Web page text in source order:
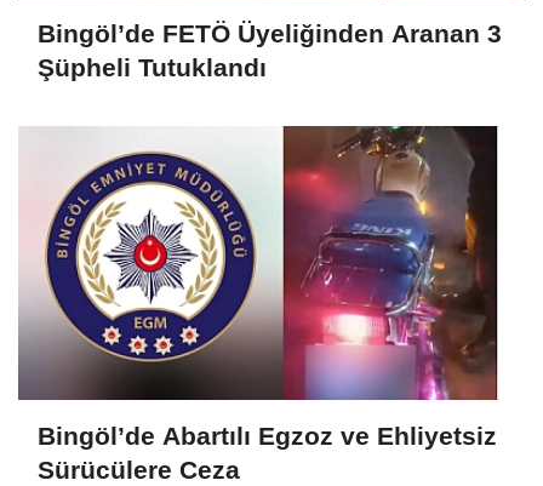
Bingöl’de FETÖ Üyeliğinden Aranan 3
Şüpheli Tutuklandı
Bingöl’de Abartılı Egzoz ve Ehliyetsiz
Sürücülere Ceza